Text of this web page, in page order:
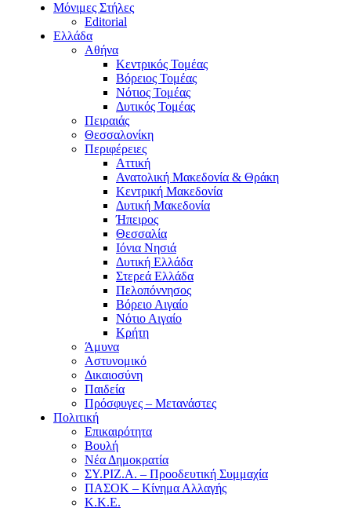
Μόνιμες Στήλες
Editorial
Ελλάδα
Αθήνα
Κεντρικός Τομέας
Βόρειος Τομέας
Νότιος Τομέας
Δυτικός Τομέας
Πειραιάς
Θεσσαλονίκη
Περιφέρειες
Αττική
Ανατολική Μακεδονία & Θράκη
Κεντρική Μακεδονία
Δυτική Μακεδονία
Ήπειρος
Θεσσαλία
Ιόνια Νησιά
Δυτική Ελλάδα
Στερεά Ελλάδα
Πελοπόννησος
Βόρειο Αιγαίο
Νότιο Αιγαίο
Κρήτη
Άμυνα
Αστυνομικό
Δικαιοσύνη
Παιδεία
Πρόσφυγες – Μετανάστες
Πολιτική
Επικαιρότητα
Βουλή
Νέα Δημοκρατία
ΣΥ.ΡΙΖ.Α. – Προοδευτική Συμμαχία
ΠΑΣΟΚ – Κίνημα Αλλαγής
Κ.Κ.Ε.